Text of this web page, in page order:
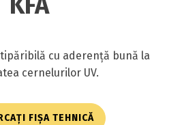
cu aderență bună la
cernelurilor UV.
FIȘA TEHNICĂ